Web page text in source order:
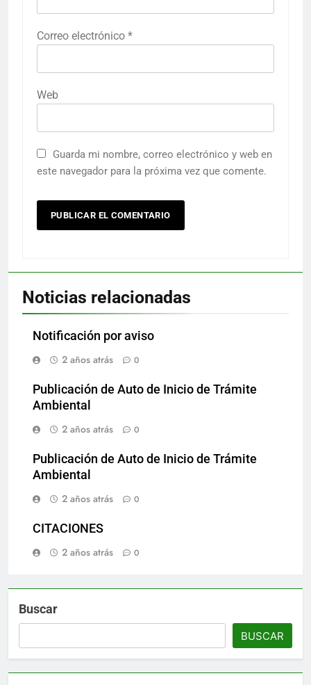
Correo electrónico *
Web
Guarda mi nombre, correo electrónico y web en
este navegador para la próxima vez que comente.
Noticias relacionadas
Notificación por aviso
2 años atrás
0
Publicación de Auto de Inicio de Trámite
Ambiental
2 años atrás
0
Publicación de Auto de Inicio de Trámite
Ambiental
2 años atrás
0
CITACIONES
2 años atrás
0
Buscar
BUSCAR